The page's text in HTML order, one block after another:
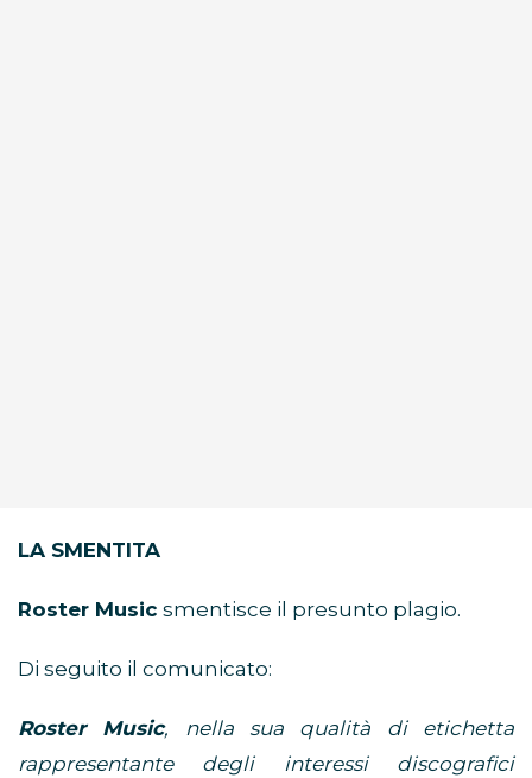
LA SMENTITA
Roster Music smentisce il presunto plagio.
Di seguito il comunicato:
Roster Music, nella sua qualità di etichetta
rappresentante degli interessi discografici